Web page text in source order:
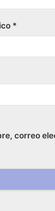
*
correo